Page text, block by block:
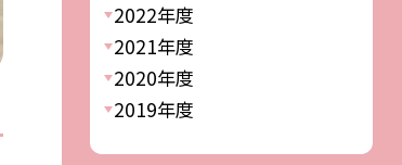
2022年度
2021年度
2020年度
2019年度